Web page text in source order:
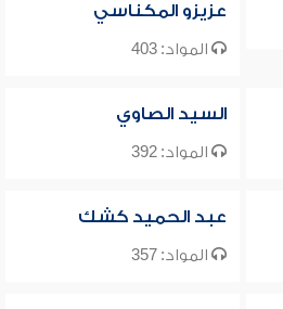
عزيزو المكناسي
المواد: 403
السيد الصاوي
المواد: 392
عبد الحميد كشك
المواد: 357